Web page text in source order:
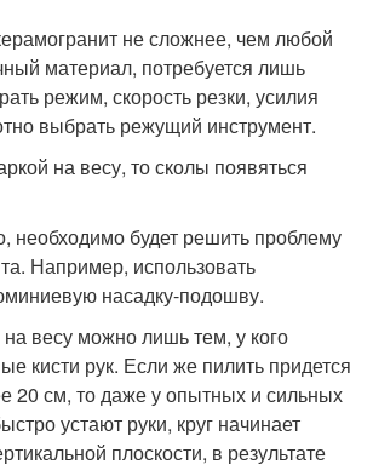
не сложнее, чем любой
материал, потребуется лишь
режим, скорость резки, усилия
выбрать режущий инструмент.
на весу, то сколы появяться
необходимо будет решить проблему
Например, использовать
насадку-подошву.
на весу можно лишь тем, у кого
кисти рук. Если же пилить придется
20 см, то даже у опытных и сильных
устают руки, круг начинает
плоскости, в результате